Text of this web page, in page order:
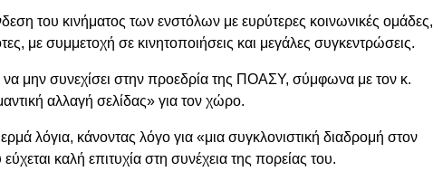
του κινήματος των ενστόλων με ευρύτερες κοινωνικές ομάδες,
με συμμετοχή σε κινητοποιήσεις και μεγάλες συγκεντρώσεις.
μην συνεχίσει στην προεδρία της ΠΟΑΣΥ, σύμφωνα με τον κ.
αλλαγή σελίδας» για τον χώρο.
λόγια, κάνοντας λόγο για «μια συγκλονιστική διαδρομή στον
καλή επιτυχία στη συνέχεια της πορείας του.